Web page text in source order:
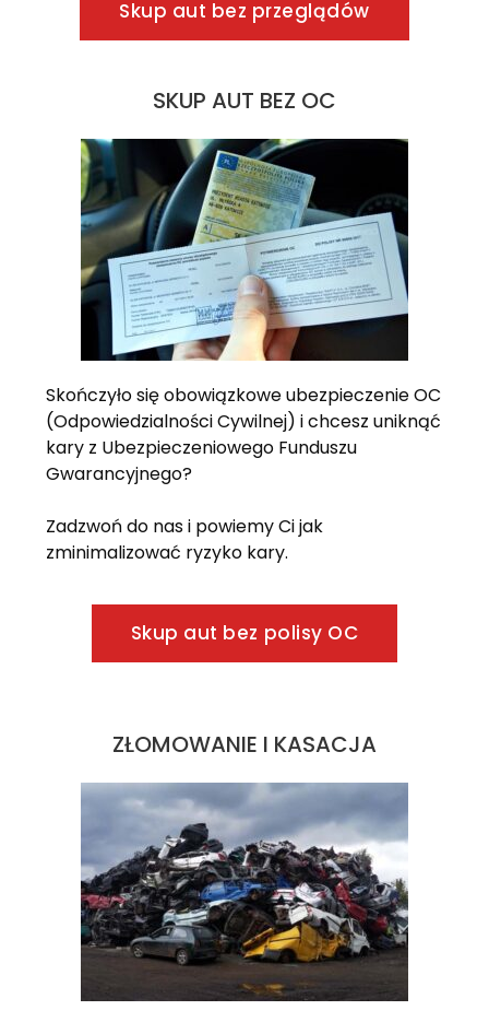
Skup aut bez przeglądów
SKUP AUT BEZ OC
Skończyło się obowiązkowe ubezpieczenie OC
(Odpowiedzialności Cywilnej) i chcesz uniknąć
kary z Ubezpieczeniowego Funduszu
Gwarancyjnego?
Zadzwoń do nas i powiemy Ci jak
zminimalizować ryzyko kary.
Skup aut bez polisy OC
ZŁOMOWANIE I KASACJA